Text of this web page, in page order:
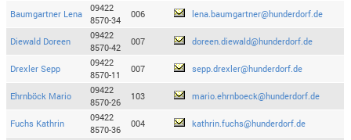
Baumgartner Lena
09422
8570-34
006 lena.baumgartner@hunderdorf.de
Diewald Doreen
09422
8570-42
007 doreen.diewald@hunderdorf.de
Drexler Sepp
09422
8570-11
007 sepp.drexler@hunderdorf.de
Ehrnböck Mario
09422
8570-26
103 mario.ehrnboeck@hunderdorf.de
Fuchs Kathrin
09422
8570-36
004 kathrin.fuchs@hunderdorf.de